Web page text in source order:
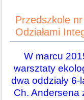
Przedszkole
Odziałami
W marcu
warsztaty
dwa oddziały
Ch. Andersena